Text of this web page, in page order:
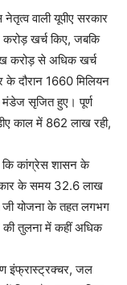
वाली यूपीए सरकार
खर्च किए, जबकि
करोड़ से अधिक खर्च
दौरान 1660 मिलियन
मंडेज सृजित हुए। पूर्ण
काल में 862 लाख रही,
कि कांग्रेस शासन के
के समय 32.6 लाख
जी योजना के तहत लगभग
की तुलना में कहीं अधिक
इंफ्रास्ट्रक्चर, जल